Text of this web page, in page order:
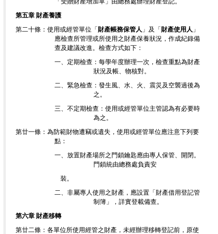
第五章 財產養護
第二十條：使用或經管單位「財產帳務保管人 」及「財產使用人 」
應檢查所管理或所使用之財產保養狀況，作成紀錄備
查及建議改進。檢查方式如下：
一、定期檢查：每學年度辦理一次，檢查重點為財產
狀況及帳、物核對。
二、緊急檢查：發生風、水、火、震災及空襲過後為
之。
三、不定期檢查：使用或經管單位主管認為有必要時
為之。
第廿一條：為防範財物遭竊或遺失，使用或經管單位應注意下列要
點：
一、放置財產場所之門鎖鑰匙應由專人保管、開閉。
門鎖統由總務處負責安
裝。
二、非屬專人使用之財產，應設置「財產借用登記管
制簿」，詳實登載備查。
第六章 財產移轉
第廿二條：各單位所使用經管之財產，未經辦理移轉登記前，原使